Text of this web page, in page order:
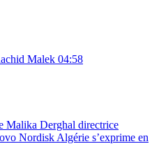
Malek 04:58
Malika Derghal directrice
Nordisk Algérie s’exprime en